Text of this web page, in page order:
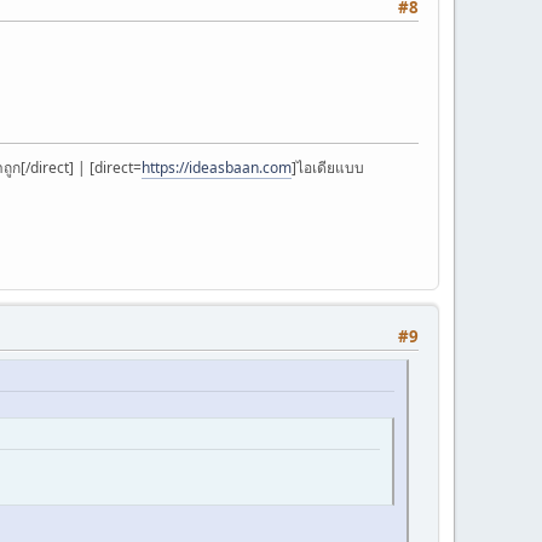
#8
ถูก[/direct] | [direct=https://ideasbaan.com]ไอเดียแบบ
#9